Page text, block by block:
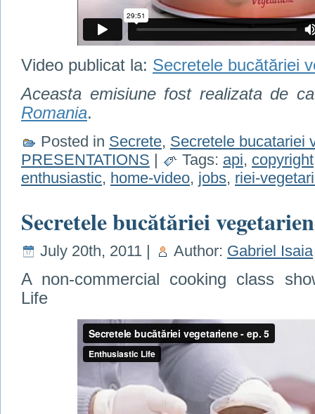
Video publicat la: Secretele bucătăriei
Aceasta emisiune fost realizata de
Romania.
Posted in Secrete, Secretele bucatariei
PRESENTATIONS
Tags: api, copyright
enthusiastic, home-video, jobs, riei-
Secretele bucătăriei
July 20th, 2011 | Author: Gabriel Isaia
A non-commercial cooking class
Life